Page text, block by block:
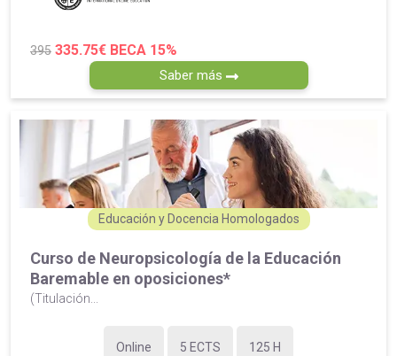
395 335.75€ BECA 15%
Saber más
Educación y Docencia Homologados
Curso de Neuropsicología de la Educación
Baremable en oposiciones*
(Titulación...
Online 5 ECTS 125 H